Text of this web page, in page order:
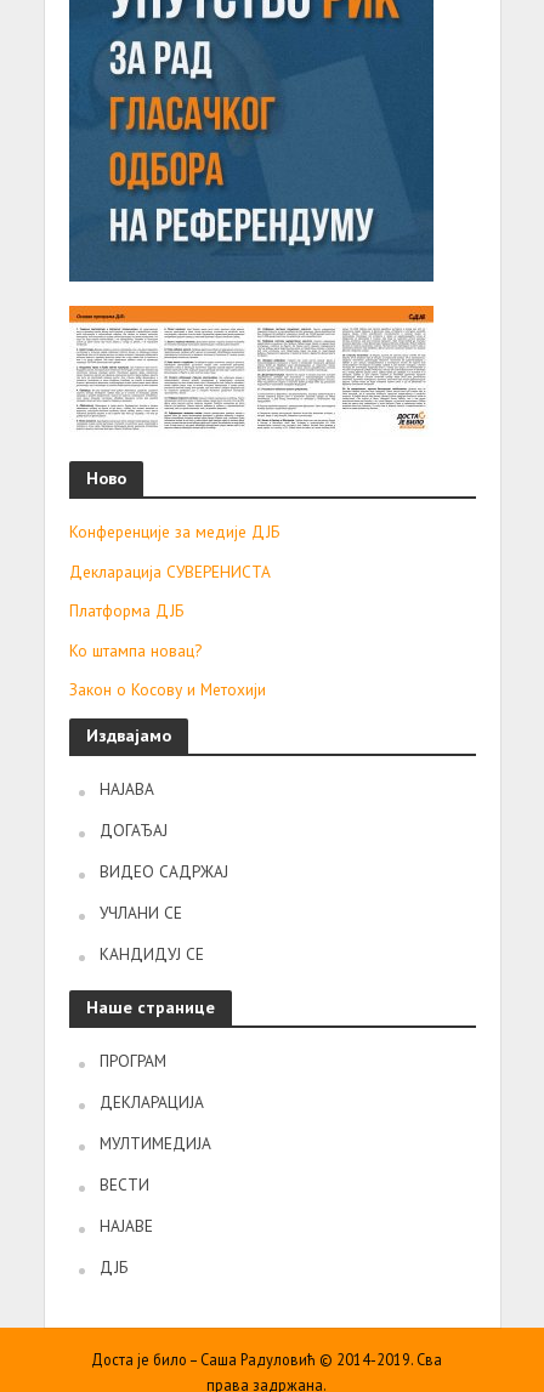
Ново
Конференције за медије ДЈБ
Декларација СУВЕРЕНИСТА
Платформа ДЈБ
Ко штампа новац?
Закон о Косову и Метохији
Издвајамо
НАЈАВА
ДОГАЂАЈ
ВИДЕО САДРЖАЈ
УЧЛАНИ СЕ
КАНДИДУЈ СЕ
Наше странице
ПРОГРАМ
ДЕКЛАРАЦИЈА
МУЛТИМЕДИЈА
ВЕСТИ
НАЈАВЕ
ДЈБ
Доста је било – Саша Радуловић © 2014-2019. Сва
права задржана.